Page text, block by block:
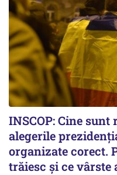
INSCOP: Cine
alegerile
organizate corect.
trăiesc și ce vârste